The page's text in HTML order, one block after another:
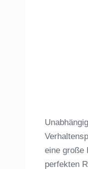
eine große
perfekten